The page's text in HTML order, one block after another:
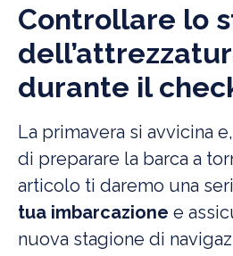
Controllare lo
durante il
La primavera si avvicina
di preparare la barca a
articolo ti daremo una
tua imbarcazione e
nuova stagione di